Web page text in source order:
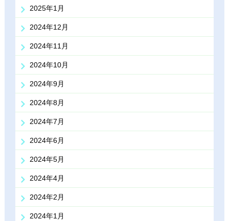
2025年1月
2024年12月
2024年11月
2024年10月
2024年9月
2024年8月
2024年7月
2024年6月
2024年5月
2024年4月
2024年2月
2024年1月